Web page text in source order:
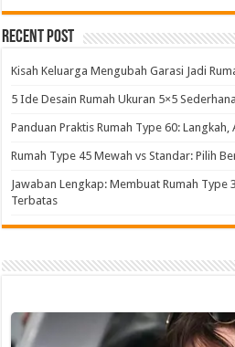
Alternative:
Recent Post
Kisah Keluarga Mengubah Garasi Jadi
5 Ide Desain Rumah Ukuran 5×5
Panduan Praktis Rumah Type 60:
Rumah Type 45 Mewah vs Standar: Pilih
Jawaban Lengkap: Membuat Rumah
Terbatas